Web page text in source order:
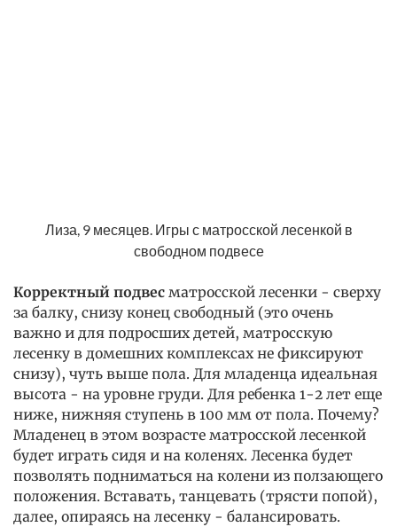
Лиза, 9 месяцев. Игры с матросской лесенкой в
свободном подвесе
Корректный подвес матросской лесенки - сверху
за балку, снизу конец свободный (это очень
важно и для подросших детей, матросскую
лесенку в домешних комплексах не фиксируют
снизу), чуть выше пола. Для младенца идеальная
высота - на уровне груди. Для ребенка 1-2 лет еще
ниже, нижняя ступень в 100 мм от пола. Почему?
Младенец в этом возрасте матросской лесенкой
будет играть сидя и на коленях. Лесенка будет
позволять подниматься на колени из ползающего
положения. Вставать, танцевать (трясти попой),
далее, опираясь на лесенку - балансировать.